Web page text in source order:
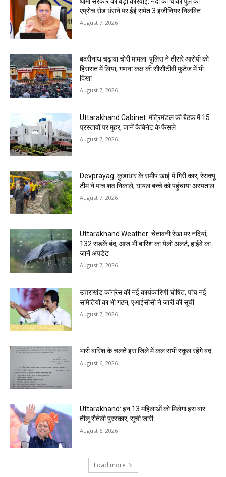
एप्राेच रोड धंसने पर ईई समेत 3 इंजीनियर निलंबित
August 7, 2026
बदरीनाथ चढ़ावा चोरी मामला: पुलिस ने तीसरे आरोपी को
हिरासत में लिया, गणना कक्ष की सीसीटीवी फुटेज में भी
दिखा
August 7, 2026
Uttarakhand Cabinet: मंत्रिमंडल की बैठक में 15
प्रस्तावों पर मुहर, जानें कैबिनेट के फैसले
August 7, 2026
Devprayag: कुंडाधार के समीप खाई में गिरी कार, रेसक्यू
टीम ने पांच शव निकाले, घायल बच्चे को पहुंचाया अस्पताल
August 7, 2026
Uttarakhand Weather: चेतावनी रेखा पर नदियां,
132 सड़कें बंद, आज भी बारिश का येलो अलर्ट, हाईवे का
जानें अपडेट
August 7, 2026
उत्तराखंड कांग्रेस की नई कार्यकारिणी घोषित, पांच नई
समितियों का भी गठन, एआईसीसी ने जारी की सूची
August 7, 2026
भारी बारिश के चलते इस जिले में कल सभी स्कूल रहेंगे बंद
August 6, 2026
Uttarakhand: इन 13 महिलाओं को मिलेगा इस बार
तीलू रौतेली पुरस्कार, सूची जारी
August 6, 2026
Load more